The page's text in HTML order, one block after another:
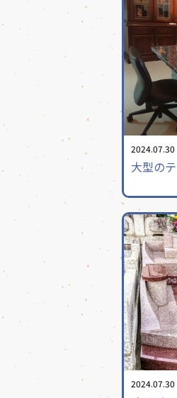
2024.07.30
大型の
2024.07.30